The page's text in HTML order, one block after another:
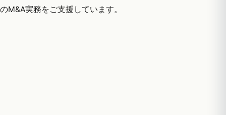
のM&A実務をご支援しています。